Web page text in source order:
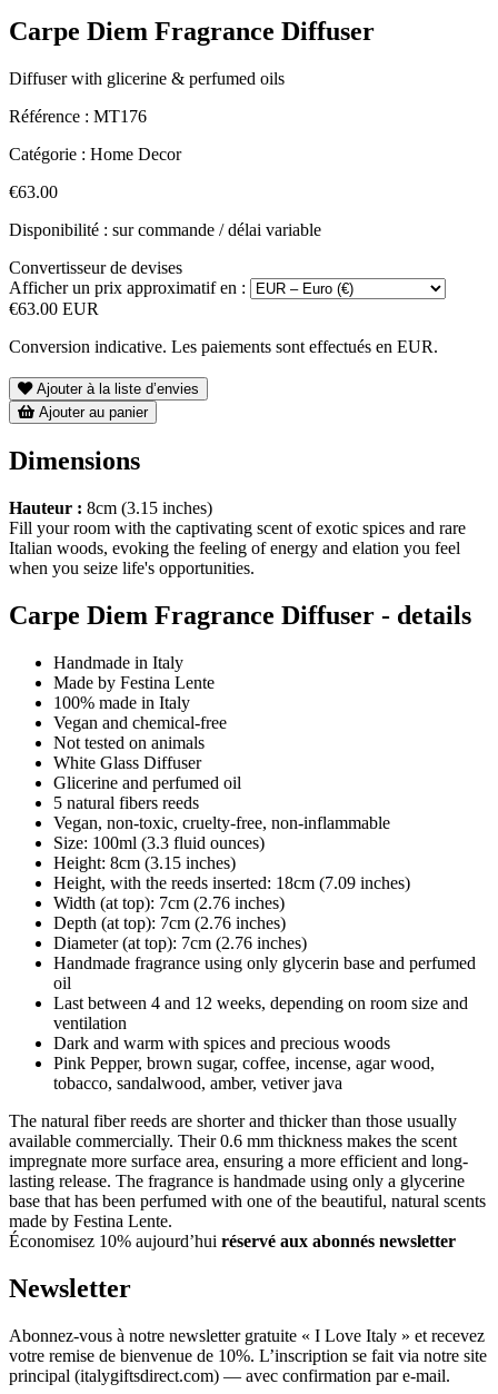
Carpe Diem Fragrance Diffuser
Diffuser with glicerine & perfumed oils
Référence : MT176
Catégorie : Home Decor
€63.00
Disponibilité : sur commande / délai variable
Convertisseur de devises
Afficher un prix approximatif en :
€63.00 EUR
Conversion indicative. Les paiements sont effectués en EUR.
Ajouter à la liste d’envies
Ajouter au panier
Dimensions
Hauteur : 8cm (3.15 inches)
Fill your room with the captivating scent of exotic spices and rare
Italian woods, evoking the feeling of energy and elation you feel
when you seize life's opportunities.
Carpe Diem Fragrance Diffuser - details
Handmade in Italy
Made by Festina Lente
100% made in Italy
Vegan and chemical-free
Not tested on animals
White Glass Diffuser
Glicerine and perfumed oil
5 natural fibers reeds
Vegan, non-toxic, cruelty-free, non-inflammable
Size: 100ml (3.3 fluid ounces)
Height: 8cm (3.15 inches)
Height, with the reeds inserted: 18cm (7.09 inches)
Width (at top): 7cm (2.76 inches)
Depth (at top): 7cm (2.76 inches)
Diameter (at top): 7cm (2.76 inches)
Handmade fragrance using only glycerin base and perfumed
oil
Last between 4 and 12 weeks, depending on room size and
ventilation
Dark and warm with spices and precious woods
Pink Pepper, brown sugar, coffee, incense, agar wood,
tobacco, sandalwood, amber, vetiver java
The natural fiber reeds are shorter and thicker than those usually
available commercially. Their 0.6 mm thickness makes the scent
impregnate more surface area, ensuring a more efficient and long-
lasting release. The fragrance is handmade using only a glycerine
base that has been perfumed with one of the beautiful, natural scents
made by Festina Lente.
Économisez 10% aujourd’hui réservé aux abonnés newsletter
Newsletter
Abonnez-vous à notre newsletter gratuite « I Love Italy » et recevez
votre remise de bienvenue de 10%. L’inscription se fait via notre site
principal (italygiftsdirect.com) — avec confirmation par e-mail.